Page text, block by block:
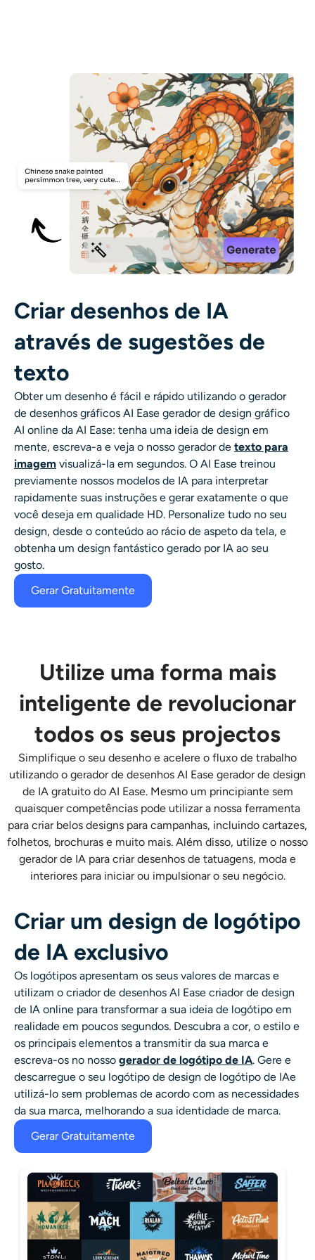
Ferramentas de retrato
Trocador de penteado
Trocador de roupas
Filtro de IA
Ferramentas de vídeo
Aprimorador de vídeo
Removedor de Marca-d'água de Vídeo
Criar desenhos de IA
através de sugestões de
texto
Obter um desenho é fácil e rápido utilizando o gerador
de desenhos gráficos AI Ease gerador de design gráfico
AI online da AI Ease: tenha uma ideia de design em
mente, escreva-a e veja o nosso gerador de texto para
imagem visualizá-la em segundos. O AI Ease treinou
previamente nossos modelos de IA para interpretar
rapidamente suas instruções e gerar exatamente o que
você deseja em qualidade HD. Personalize tudo no seu
design, desde o conteúdo ao rácio de aspeto da tela, e
obtenha um design fantástico gerado por IA ao seu
gosto.
Gerar Gratuitamente
Utilize uma forma mais
inteligente de revolucionar
todos os seus projectos
Simplifique o seu desenho e acelere o fluxo de trabalho
utilizando o gerador de desenhos AI Ease gerador de design
de IA gratuito do AI Ease.Mesmo um principiante sem
quaisquer competências pode utilizar a nossa ferramenta
para criar belos designs para campanhas, incluindo cartazes,
folhetos, brochuras e muito mais. Além disso, utilize o nosso
gerador de IA para criar desenhos de tatuagens, moda e
interiores para iniciar ou impulsionar o seu negócio.
Criar um design de logótipo
de IA exclusivo
Os logótipos apresentam os seus valores de marcas e
utilizam o criador de desenhos AI Ease criador de design
de IA online para transformar a sua ideia de logótipo em
realidade em poucos segundos. Descubra a cor, o estilo e
os principais elementos a transmitir da sua marca e
escreva-os no nosso gerador de logótipo de IA. Gere e
descarregue o seu logótipo de design de logótipo de IAe
utilizá-lo sem problemas de acordo com as necessidades
da sua marca, melhorando a sua identidade de marca.
Gerar Gratuitamente